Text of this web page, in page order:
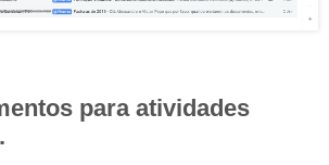
para atividades